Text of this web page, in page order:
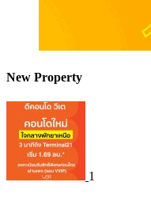
New Property
1